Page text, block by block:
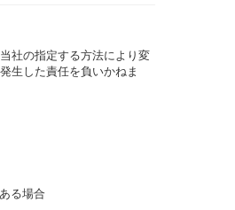
社の指定する方法により変
生した責任を負いかねま
る場合